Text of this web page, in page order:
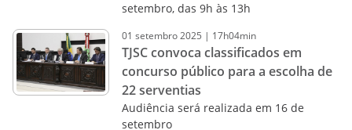
setembro, das 9h às 13h
01 setembro2025 | 17h04min
TJSC convoca classificados em
concurso público para a escolha de
22 serventias
Audiência será realizada em 16 de
setembro